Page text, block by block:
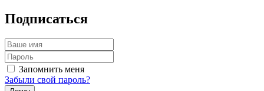
Подписаться
Запомнить меня
Забыли свой пароль?